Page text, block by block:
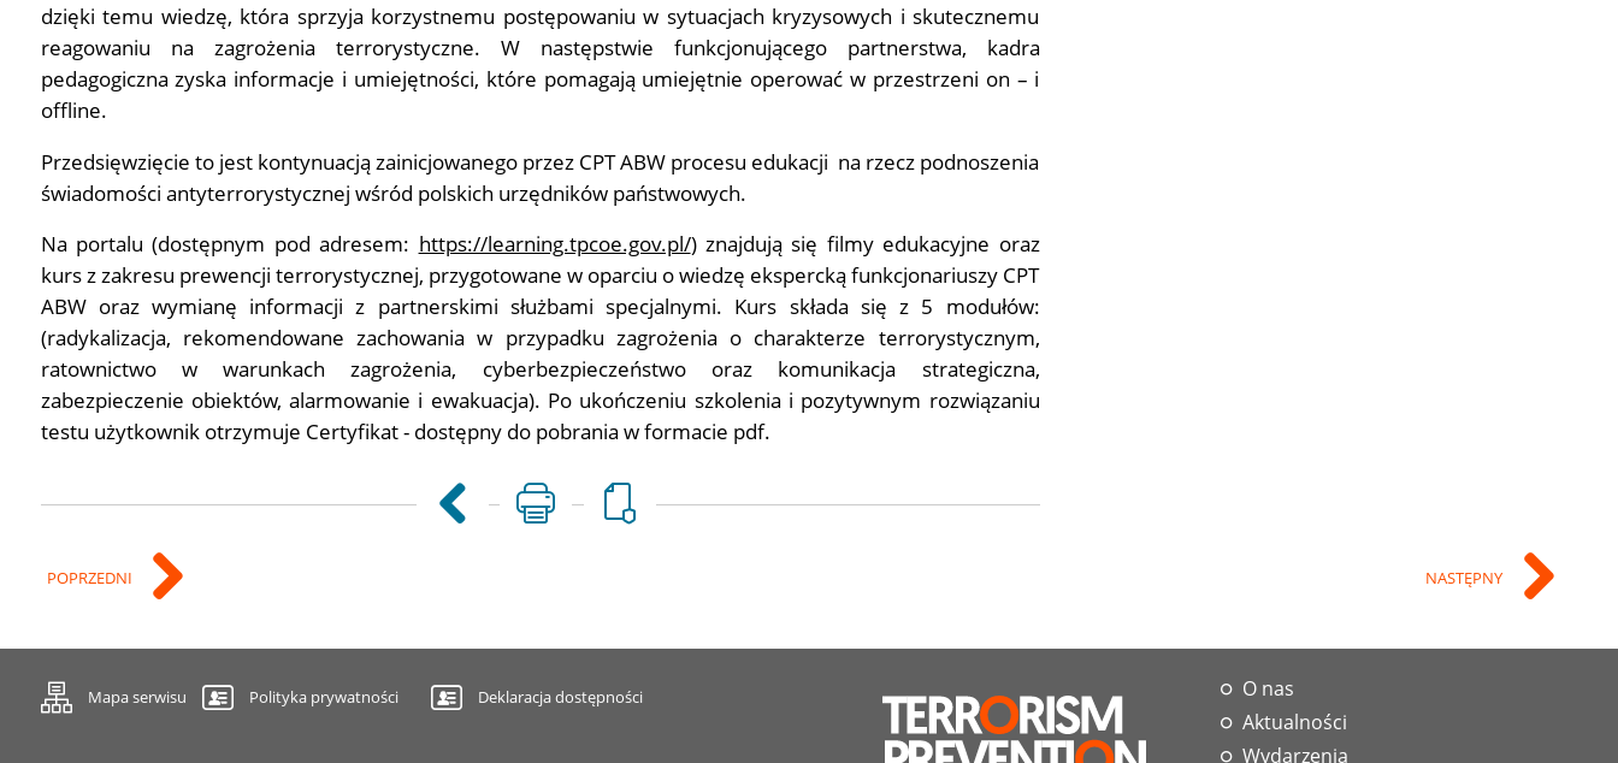
dzięki temu wiedzę, która sprzyja korzystnemu postępowaniu w sytuacjach kryzysowych i skutecznemu
reagowaniu na zagrożenia terrorystyczne. W następstwie funkcjonującego partnerstwa, kadra
pedagogiczna zyska informacje i umiejętności, które pomagają umiejętnie operować w przestrzeni on – i
offline.
Przedsięwzięcie to jest kontynuacją zainicjowanego przez CPT ABW procesu edukacji na rzecz podnoszenia
świadomości antyterrorystycznej wśród polskich urzędników państwowych.
Na portalu (dostępnym pod adresem: https://learning.tpcoe.gov.pl/) znajdują się filmy edukacyjne oraz
kurs z zakresu prewencji terrorystycznej, przygotowane w oparciu o wiedzę ekspercką funkcjonariuszy CPT
ABW oraz wymianę informacji z partnerskimi służbami specjalnymi. Kurs składa się z 5 modułów:
(radykalizacja, rekomendowane zachowania w przypadku zagrożenia o charakterze terrorystycznym,
ratownictwo w warunkach zagrożenia, cyberbezpieczeństwo oraz komunikacja strategiczna,
zabezpieczenie obiektów, alarmowanie i ewakuacja). Po ukończeniu szkolenia i pozytywnym rozwiązaniu
testu użytkownik otrzymuje Certyfikat - dostępny do pobrania w formacie pdf.
POPRZEDNI NASTĘPNY
Mapa serwisu Polityka prywatności Deklaracja dostępności
O nas
Aktualności
Wydarzenia